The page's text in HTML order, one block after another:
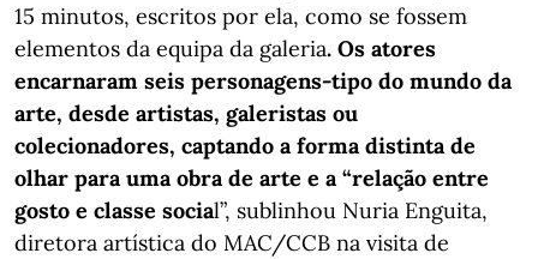
15 minutos, escritos por ela, como se fossem
elementos da equipa da galeria. Os atores
encarnaram seis personagens-tipo do mundo da
arte, desde artistas, galeristas ou
colecionadores, captando a forma distinta de
olhar para uma obra de arte e a “relação entre
gosto e classe social”, sublinhou Nuria Enguita,
diretora artística do MAC/CCB na visita de